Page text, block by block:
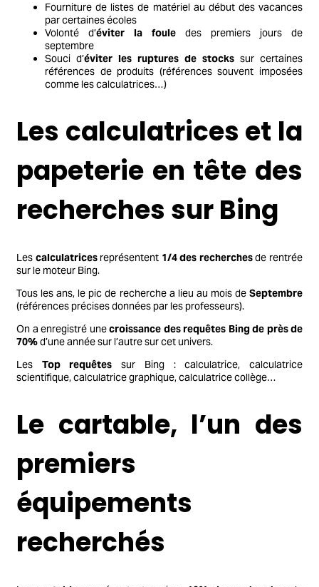
Fourniture de listes de matériel au début des vacances
par certaines écoles
Volonté d’éviter la foule des premiers jours de
septembre
Souci d’éviter les ruptures de stocks sur certaines
références de produits (références souvent imposées
comme les calculatrices…)
Les calculatrices et la
papeterie en tête des
recherches sur Bing
Les calculatrices représentent 1/4 des recherchesde rentrée
sur le moteur Bing.
Tous les ans, le pic de recherche a lieu au mois de Septembre
(références précises données par les professeurs).
On a enregistré unecroissance des requêtes Bing de près de
70%d’une année sur l’autre sur cet univers.
Les Top requêtes sur Bing : calculatrice, calculatrice
scientifique, calculatrice graphique, calculatrice collège…
Le cartable, l’un des
premiers
équipements
recherchés